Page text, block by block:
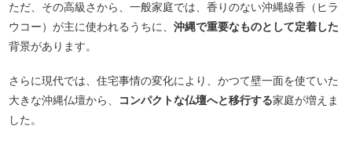
ただ、その高級さから、一般家庭では、香りのない沖縄線香（ヒラ
ウコー）が主に使われるうちに、沖縄で重要なものとして定着した
背景があります。
さらに現代では、住宅事情の変化により、かつて壁一面を使ていた
大きな沖縄仏壇から、
コンパクトな仏壇へと移行する家庭が増えま
した。